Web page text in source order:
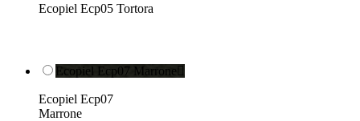
Ecopiel Ecp05 Tortora
Ecopiel Ecp07 Marrone 
Ecopiel Ecp07
Marrone